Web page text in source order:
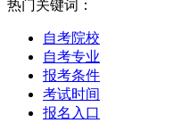
热门关键词：
自考院校
自考专业
报考条件
考试时间
报名入口